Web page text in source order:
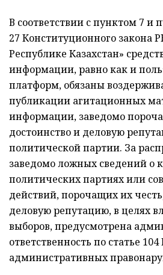
В соответствии с пунктом 7 и
27 Конституционного закона
Республике Казахстан»
информации, равно как и
платформ, обязаны
публикации агитационных
информации, заведомо
достоинство и деловую
политической партии. За
заведомо ложных сведений о
политических партиях или
действий, порочащих их
деловую репутацию, в целях
выборов, предусмотрена
ответственность по статье
административных